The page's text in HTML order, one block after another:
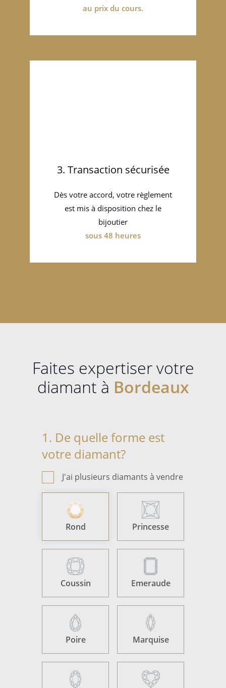
au prix du cours.
3. Transaction sécurisée
Dès votre accord, votre règlement
est mis à disposition chez le
bijoutier
sous 48 heures
Faites expertiser votre
diamant à Bordeaux
1. De quelle forme est
votre diamant?
J'ai plusieurs diamants à vendre
Rond Princesse
Coussin Emeraude
Poire Marquise